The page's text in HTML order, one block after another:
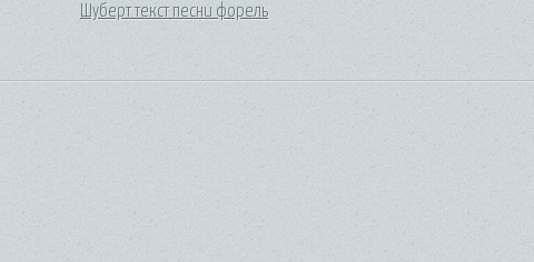
Шуберт текст песни форель